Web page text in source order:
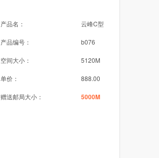
产品名： 云峰C型
产品编号： b076
空间大小： 5120M
单价： 888.00
赠送邮局大小： 5000M